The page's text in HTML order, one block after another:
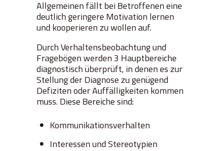
Allgemeinen fällt bei Betroffenen eine
deutlich geringere Motivation lernen
und kooperieren zu wollen auf.
Durch Verhaltensbeobachtung und
Fragebögen werden 3 Hauptbereiche
diagnostisch überprüft, in denen es zur
Stellung der Diagnose zu genügend
Defiziten oder Auffälligkeiten kommen
muss. Diese Bereiche sind:
Kommunikationsverhalten
Interessen und Stereotypien